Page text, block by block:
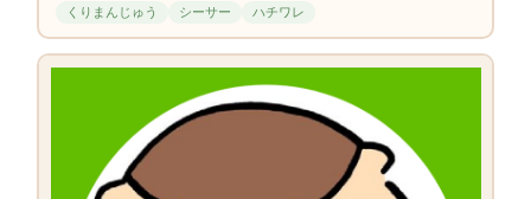
くりまんじゅう シーサー ハチワレ